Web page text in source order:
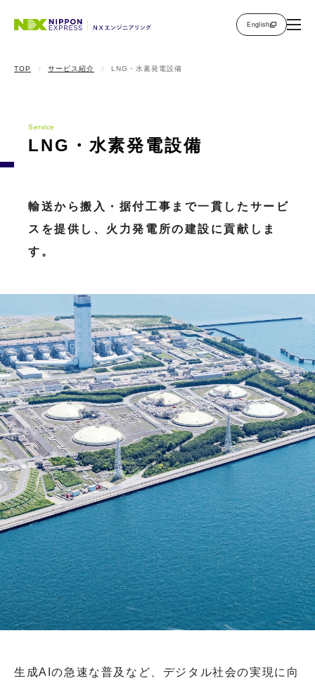
English
TOP サービス紹介 LNG・水素発電設備
Service
LNG・水素発電設備
輸送から搬入・据付工事まで一貫したサービ
スを提供し、火力発電所の建設に貢献しま
す。
生成AIの急速な普及など、デジタル社会の実現に向